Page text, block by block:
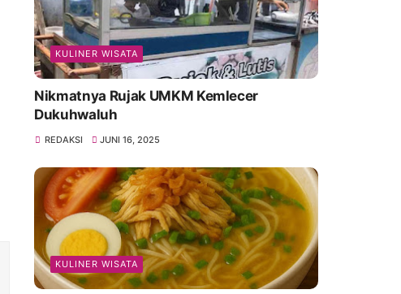
KULINER WISATA
Nikmatnya Rujak UMKM Kemlecer
Dukuhwaluh
REDAKSI JUNI 16, 2025
KULINER WISATA